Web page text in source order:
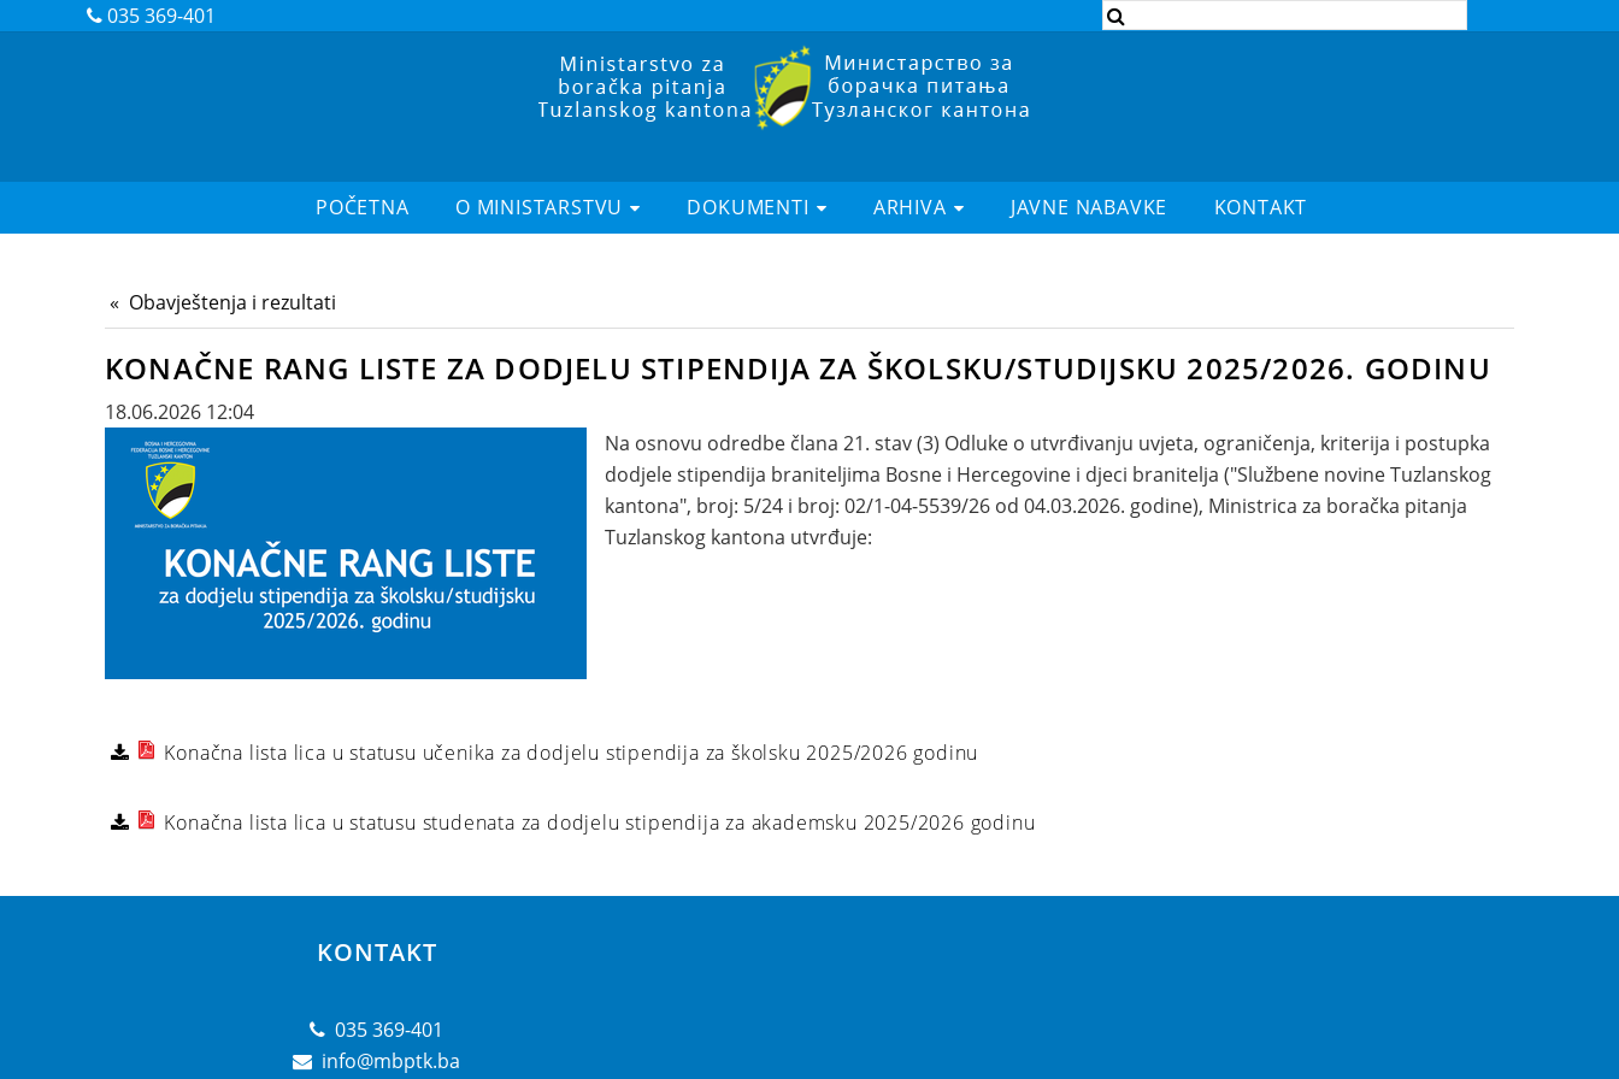
035 369-401
POČETNA O MINISTARSTVU DOKUMENTI ARHIVA JAVNE NABAVKE KONTAKT
Obavještenja i rezultati
KONAČNE RANG LISTE ZA DODJELU STIPENDIJA ZA ŠKOLSKU/STUDIJSKU 2025/2026. GODINU
18.06.2026 12:04
Na osnovu odredbe člana 21. stav (3) Odluke o utvrđivanju uvjeta, ograničenja, kriterija i postupka
dodjele stipendija braniteljima Bosne i Hercegovine i djeci branitelja ("Službene novine Tuzlanskog
kantona", broj: 5/24 i broj: 02/1-04-5539/26 od 04.03.2026. godine), Ministrica za boračka pitanja
Tuzlanskog kantona utvrđuje:
Konačna lista lica u statusu učenika za dodjelu stipendija za školsku 2025/2026 godinu
Konačna lista lica u statusu studenata za dodjelu stipendija za akademsku 2025/2026 godinu
KONTAKT
035 369-401
info@mbptk.ba